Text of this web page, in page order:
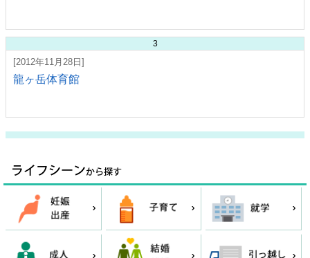
3
[2012年11月28日]
龍ヶ岳体育館